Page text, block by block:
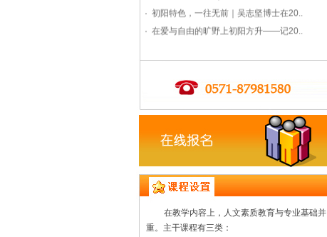
· 初阳特色，一往无前｜吴志坚博士在20..
· 在爱与自由的旷野上初阳方升——记20..
在教学内容上，人文素质教育与专业基础并
重。主干课程有三类：